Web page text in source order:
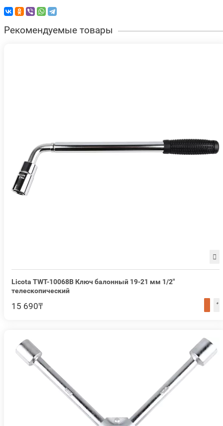
Рекомендуемые товары
Licota TWT-10068B Ключ балонный 19-21 мм 1/2"
телескопический
15 690₸